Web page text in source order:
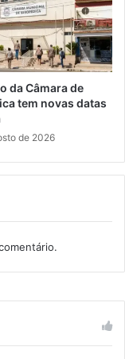
da Câmara de
tem novas datas
de 2026